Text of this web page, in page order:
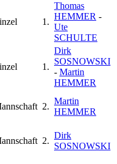
1.
Thomas
HEMMER -
Ute
SCHULTE
1.
Dirk
SOSNOWSKI
- Martin
HEMMER
2.
Martin
HEMMER
2.
Dirk
SOSNOWSKI